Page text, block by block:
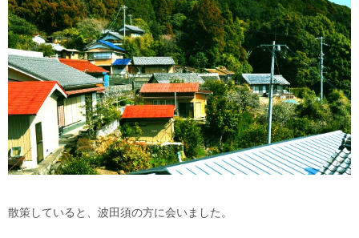
散策していると、波田須の方に会いました。